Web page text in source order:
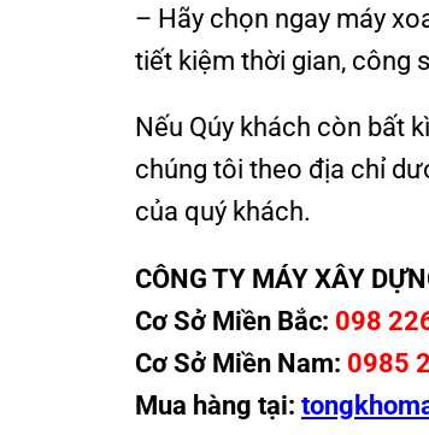
– Hãy chọn ngay máy
tiết kiệm thời gian, công
Nếu Qúy khách còn bất
chúng tôi theo địa chỉ
của quý khách.
CÔNG TY MÁY XÂY
Cơ Sở Miền Bắc: 098
Cơ Sở Miền Nam: 0985
Mua hàng tại: